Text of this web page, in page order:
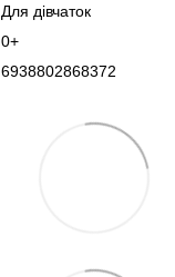
Для дівчаток
0+
6938802868372